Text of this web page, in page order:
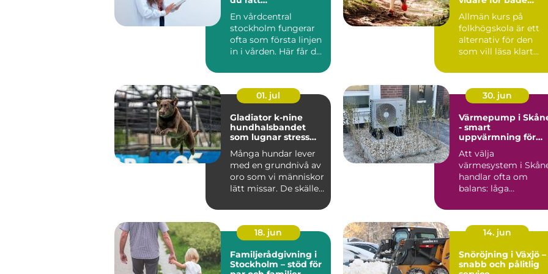
En vårdcentral
stockholm fungerar
ofta som första linjen
in i vården. Här får du
Allmän kurs på
folkhögskola är ett
alternativ för den
som vill läsa klart
behörighet t...
01. jul
Gladiator k-nine
hundhalsbandet
som lugnar stress
Många hundar lever
med en grundnivå av
oro som vi människor
lätt missar. De skäller
30. jun
Värmepump i
- smart
uppvärmning för
Att välja
värmesystem i
handlar ofta om
balans: låga
18. jun
Familjerådgivning i
Stockholm – stöd för
14. jun
Snöröjning i Växjö –
snabb och pålitlig